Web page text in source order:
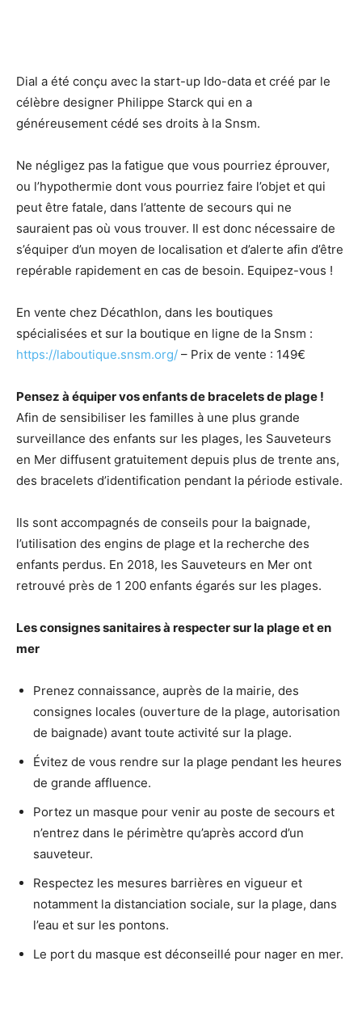
Dial a été conçu avec la start-up Ido-data et créé par le
célèbre designer Philippe Starck qui en a
généreusement cédé ses droits à la Snsm.
Ne négligez pas la fatigue que vous pourriez éprouver,
ou l’hypothermie dont vous pourriez faire l’objet et qui
peut être fatale, dans l’attente de secours qui ne
sauraient pas où vous trouver. Il est donc nécessaire de
s’équiper d’un moyen de localisation et d’alerte afin d’être
repérable rapidement en cas de besoin. Equipez-vous !
En vente chez Décathlon, dans les boutiques
spécialisées et sur la boutique en ligne de la Snsm :
https://laboutique.snsm.org/ – Prix de vente : 149€
Pensez à équiper vos enfants de bracelets de plage !
Afin de sensibiliser les familles à une plus grande
surveillance des enfants sur les plages, les Sauveteurs
en Mer diffusent gratuitement depuis plus de trente ans,
des bracelets d’identification pendant la période estivale.
Ils sont accompagnés de conseils pour la baignade,
l’utilisation des engins de plage et la recherche des
enfants perdus. En 2018, les Sauveteurs en Mer ont
retrouvé près de 1 200 enfants égarés sur les plages.
Les consignes sanitaires à respecter sur la plage et en
mer
Prenez connaissance, auprès de la mairie, des
consignes locales (ouverture de la plage, autorisation
de baignade) avant toute activité sur la plage.
Évitez de vous rendre sur la plage pendant les heures
de grande affluence.
Portez un masque pour venir au poste de secours et
n’entrez dans le périmètre qu’après accord d’un
sauveteur.
Respectez les mesures barrières en vigueur et
notamment la distanciation sociale, sur la plage, dans
l’eau et sur les pontons.
Le port du masque est déconseillé pour nager en mer.